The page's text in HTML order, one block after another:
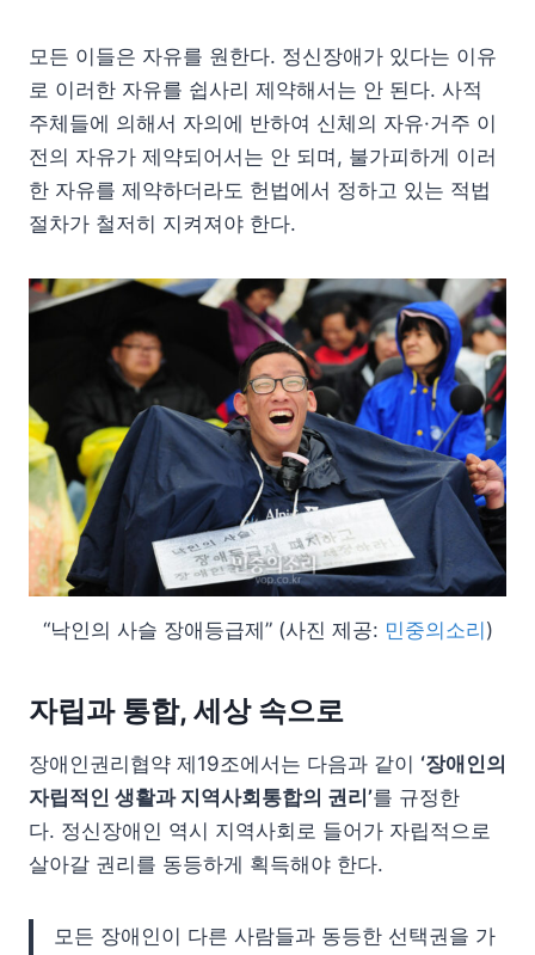
모든 이들은 자유를 원한다. 정신장애가 있다는 이유
로 이러한 자유를 쉽사리 제약해서는 안 된다. 사적
주체들에 의해서 자의에 반하여 신체의 자유·거주 이
전의 자유가 제약되어서는 안 되며, 불가피하게 이러
한 자유를 제약하더라도 헌법에서 정하고 있는 적법
절차가 철저히 지켜져야 한다.
“낙인의 사슬 장애등급제” (사진 제공: 민중의소리)
자립과 통합, 세상 속으로
장애인권리협약 제19조에서는 다음과 같이 ‘장애인의
자립적인 생활과 지역사회통합의 권리’를 규정한
다. 정신장애인 역시 지역사회로 들어가 자립적으로
살아갈 권리를 동등하게 획득해야 한다.
모든 장애인이 다른 사람들과 동등한 선택권을 가